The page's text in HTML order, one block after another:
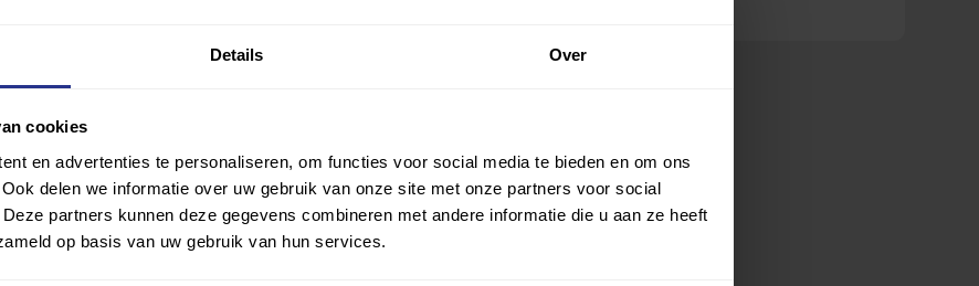
Details Over
cookies
en advertenties te personaliseren, om functies voor social media te bieden en om ons
delen we informatie over uw gebruik van onze site met onze partners voor social
partners kunnen deze gegevens combineren met andere informatie die u aan ze heeft
op basis van uw gebruik van hun services.